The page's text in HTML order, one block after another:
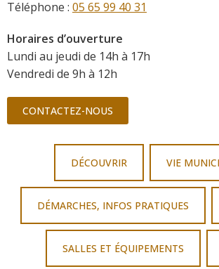
Téléphone : 05 65 99 40 31
Horaires d’ouverture
Lundi au jeudi de 14h à 17h
Vendredi de 9h à 12h
CONTACTEZ-NOUS
DÉCOUVRIR VIE
DÉMARCHES, INFOS PRATIQUES
SALLES ET ÉQUIPEMENTS